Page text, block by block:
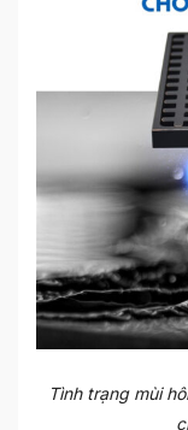
Tình trạng mùi